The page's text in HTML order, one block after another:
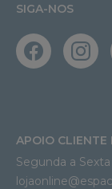
SIGA-NOS
APOIO CLIENTE
Segunda a Sexta